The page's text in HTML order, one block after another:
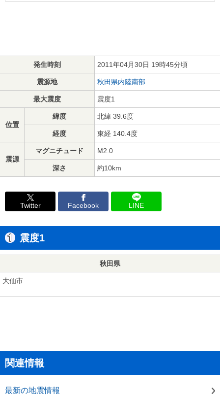
発生時刻 2011年04月30日 19時45分頃
震源地 秋田県内陸南部
最大震度 震度1
位置
緯度 北緯 39.6度
経度 東経 140.4度
震源
マグニチュード M2.0
深さ 約10km
Twitter Facebook LINE
震度1
秋田県
大仙市
関連情報
最新の地震情報